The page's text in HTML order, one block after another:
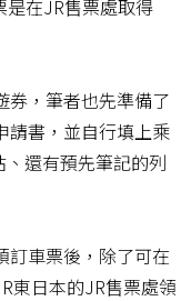
在JR售票處取得
券，筆者也先準備了
請書，並自行填上乘
還有預先筆記的列
訂車票後，除了可在
東日本的JR售票處領